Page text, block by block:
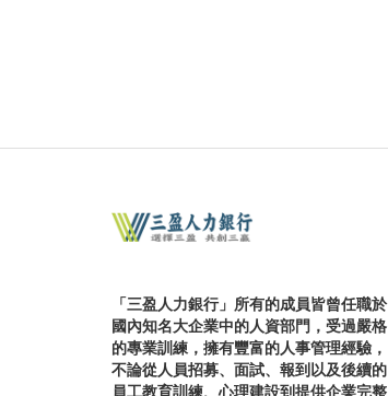
「三盈人力銀行」所有的成員皆曾任職於
國內知名大企業中的人資部門，受過嚴格
的專業訓練，擁有豐富的人事管理經驗，
不論從人員招募、面試、報到以及後續的
員工教育訓練、心理建設到提供企業完整